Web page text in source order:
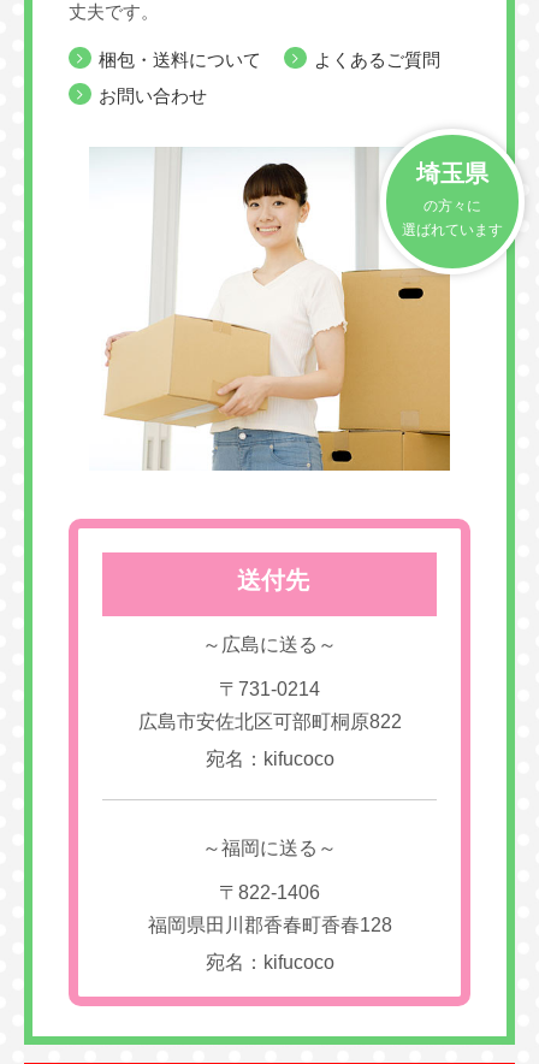
丈夫です。
梱包・送料について
よくあるご質問
お問い合わせ
埼玉県
の方々に
選ばれています
送付先
～広島に送る～
〒731-0214
広島市安佐北区可部町桐原822
宛名：kifucoco
～福岡に送る～
〒822-1406
福岡県田川郡香春町香春128
宛名：kifucoco